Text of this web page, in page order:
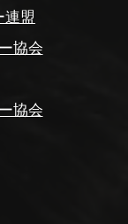
連盟
協会
協会